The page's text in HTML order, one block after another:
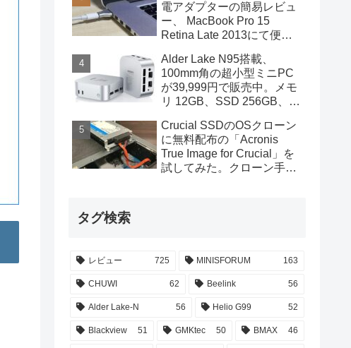
電アダプターの簡易レビュ
ー、 MacBook Pro 15
Retina Late 2013にて便利
Alder Lake N95搭載、
100mm角の超小型ミニPC
が39,999円で販売中。メモ
リ 12GB、SSD 256GB、
Crucial SSDのOSクローン
に無料配布の「Acronis
True Image for Crucial」を
試してみた。クローン手順
タグ検索
レビュー 725 MINISFORUM 163
CHUWI 62 Beelink 56
Alder Lake-N 56 Helio G99 52
Blackview 51 GMKtec 50 BMAX 46